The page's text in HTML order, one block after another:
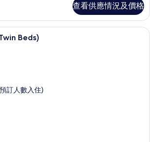
查看供應情況及價格
Beds)
訂人數入住)